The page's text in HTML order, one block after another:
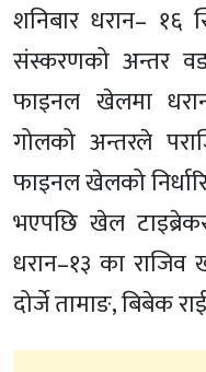
शनिबार धरान– १६
संस्करणको अन्तर
फाइनल खेलमा
गोलको अन्तरले
फाइनल खेलको
भएपछि खेल
धरान–१३ का राजिव
दोर्जे तामाङ, बिबेक